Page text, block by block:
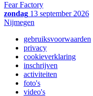
Fear Factory
zondag 13 september 2026
Nijmegen
gebruiksvoorwaarden
privacy
cookieverklaring
inschrijven
activiteiten
foto's
video's